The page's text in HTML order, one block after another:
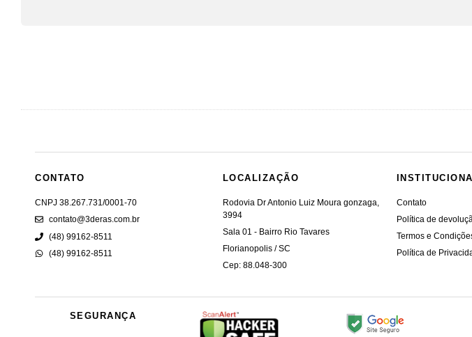
CONTATO
CNPJ 38.267.731/0001-70
contato@3deras.com.br
(48) 99162-8511
(48) 99162-8511
LOCALIZAÇÃO
Rodovia Dr Antonio Luiz Moura gonzaga,
3994
Sala 01 - Bairro Rio Tavares
Florianopolis / SC
Cep: 88.048-300
Contato
Política de
Termos e
Política de
SEGURANÇA